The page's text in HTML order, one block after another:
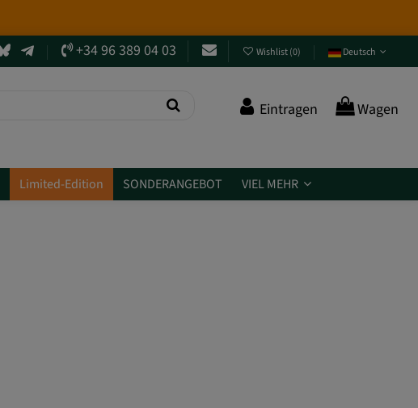
+34 96 389 04 03
Wishlist(0) Deutsch
Eintragen Wagen
Limited-Edition SONDERANGEBOT VIEL MEHR